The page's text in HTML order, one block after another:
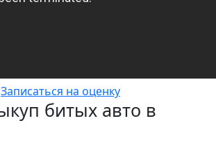
Записаться на оценку
битых авто в